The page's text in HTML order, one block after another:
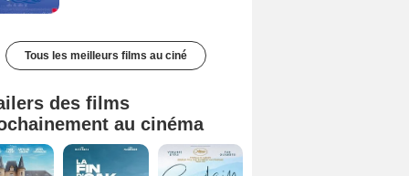
Tous les meilleurs films au ciné
des films
au cinéma
Tombé du ciel Bande-annonce VF La fin d’Oak Street Bande-annonce VO STFR